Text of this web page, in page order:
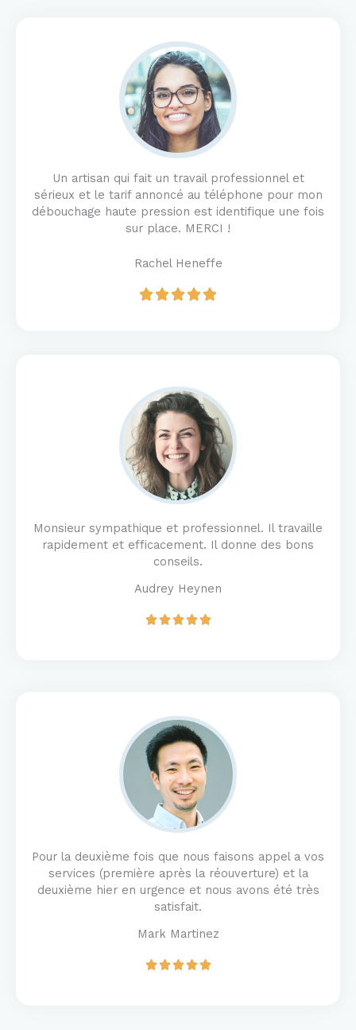
Un artisan qui fait un travail professionnel et
sérieux et le tarif annoncé au téléphone pour mon
débouchage haute pression est identifique une fois
sur place. MERCI !
Rachel Heneffe
R
u
t
o
f
5
Monsieur sympathique et professionnel. Il travaille
rapidement et efficacement. Il donne des bons
conseils.
Audrey Heynen

u
Pour la deuxième fois que nous faisons appel a vos
services (première après la réouverture) et la
deuxième hier en urgence et nous avons été très
satisfait.
Mark Martinez
R